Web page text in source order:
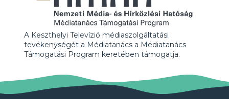
A Keszthelyi Televízió médiaszolgáltatási
tevékenységét a Médiatanács a Médiatanács
Támogatási Program keretében támogatja.